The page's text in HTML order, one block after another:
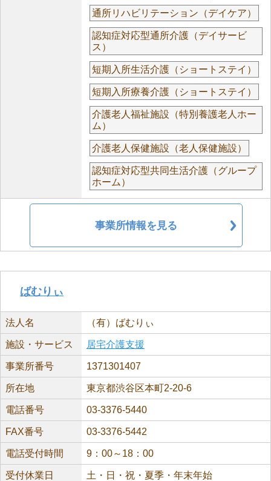
通所リハビリテーション（デイケア）
認知症対応型通所介護（デイサービ
ス）
短期入所生活介護（ショートステイ）
短期入所療養介護（ショートステイ）
介護老人福祉施設（特別養護老人ホー
ム）
介護老人保健施設（老人保健施設）
認知症対応型共同生活介護（グループ
ホーム）
事業所情報を見る
ばむりぃ
法人名 （有）ばむりぃ
施設・サービス 居宅介護支援
事業所番号 1371301407
所在地 東京都渋谷区本町2-20-6
電話番号 03-3376-5440
FAX番号 03-3376-5442
電話受付時間 9：00～18：00
受付休業日 土・日・祝・夏季・年末年始